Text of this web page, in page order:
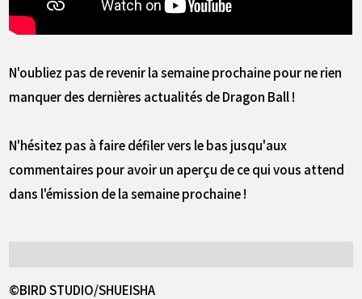
N'oubliez pas de revenir la semaine prochaine pour ne rien
manquer des dernières actualités de Dragon Ball !
N'hésitez pas à faire défiler vers le bas jusqu'aux
commentaires pour avoir un aperçu de ce qui vous attend
dans l'émission de la semaine prochaine !
©BIRD STUDIO/SHUEISHA